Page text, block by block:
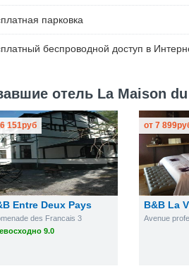
парковка
беспроводной доступ в
отель La Maison
Entre Deux Pays
des Francais 3
9.0
6 151руб
B&B La
Avenue
от 7 899